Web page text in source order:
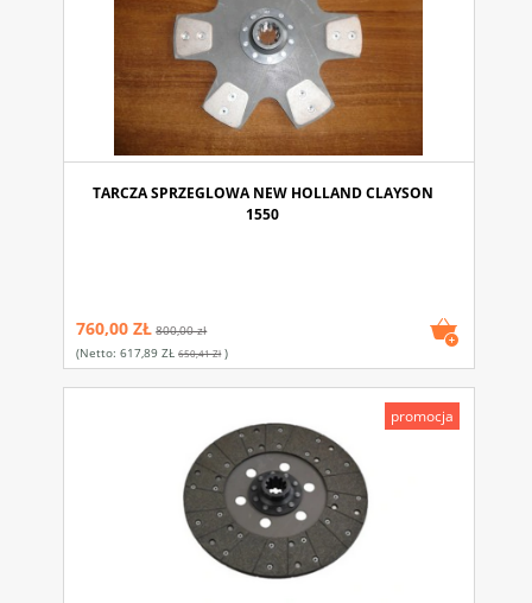
TARCZA SPRZEGLOWA NEW HOLLAND CLAYSON
1550
760,00 ZŁ 800,00 zł
(netto:617,89 ZŁ 650,41 Zł)
promocja